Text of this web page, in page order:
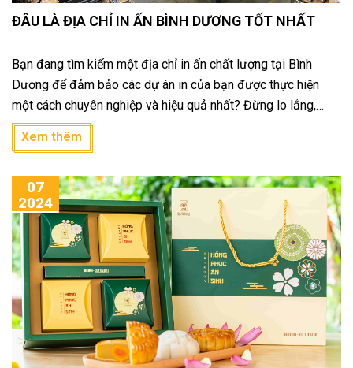
ĐÂU LÀ ĐỊA CHỈ IN ẤN BÌNH DƯƠNG TỐT NHẤT
Bạn đang tìm kiếm một địa chỉ in ấn chất lượng tại Bình
Dương để đảm bảo các dự án in của bạn được thực hiện
một cách chuyên nghiệp và hiệu quả nhất? Đừng lo lắng,
chúng tôi sẽ giúp bạn tìm ra địa chỉ phù hợp!
Xem thêm
07
2024